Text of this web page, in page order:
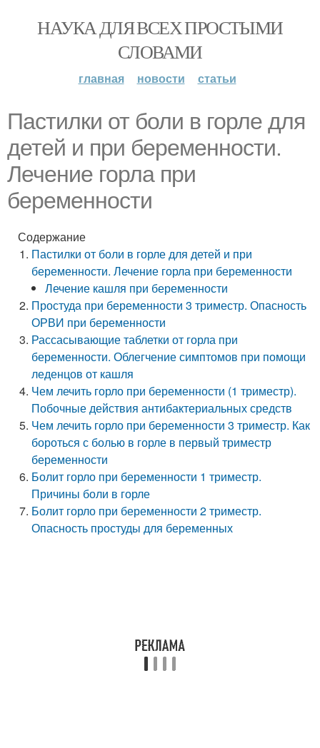
НАУКА ДЛЯ ВСЕХ ПРОСТЫМИ
СЛОВАМИ
главная новости статьи
Пастилки от боли в горле для
детей и при беременности.
Лечение горла при
беременности
Содержание
Пастилки от боли в горле для детей и при
беременности. Лечение горла при беременности
Лечение кашля при беременности
Простуда при беременности 3 триместр. Опасность
ОРВИ при беременности
Рассасывающие таблетки от горла при
беременности. Облегчение симптомов при помощи
леденцов от кашля
Чем лечить горло при беременности (1 триместр).
Побочные действия антибактериальных средств
Чем лечить горло при беременности 3 триместр. Как
бороться с болью в горле в первый триместр
беременности
Болит горло при беременности 1 триместр.
Причины боли в горле
Болит горло при беременности 2 триместр.
Опасность простуды для беременных